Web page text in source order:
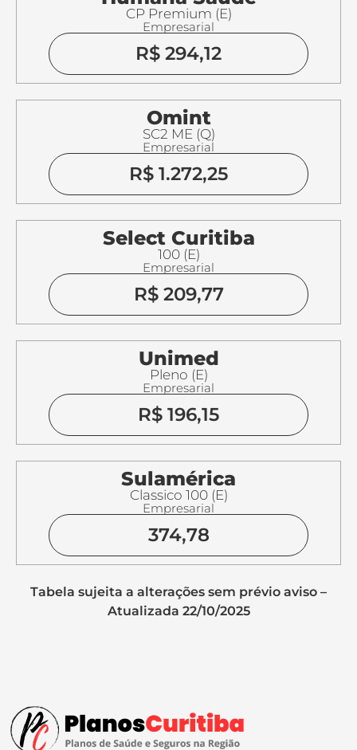
CP Premium (E)
Empresarial
R$ 294,12
Omint
SC2 ME (Q)
Empresarial
R$ 1.272,25
Select Curitiba
100 (E)
Empresarial
R$ 209,77
Unimed
Pleno (E)
Empresarial
R$ 196,15
Sulamérica
Classico 100 (E)
Empresarial
374,78
Tabela sujeita a alterações sem prévio aviso –
Atualizada 22/10/2025